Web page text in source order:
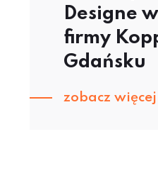
Designe
firmy
Gdańsku
zobacz więcej